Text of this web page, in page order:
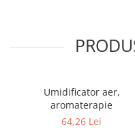
Umidificator aer,
aromaterapie
64,26 Lei